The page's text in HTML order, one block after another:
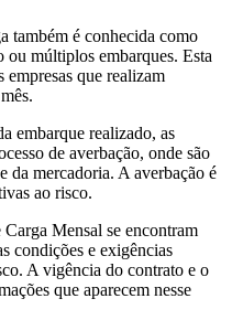
também é conhecida como
ou múltiplos embarques. Esta
empresas que realizam
embarque realizado, as
de averbação, onde são
da mercadoria. A averbação é
ao risco.
Mensal se encontram
condições e exigências
A vigência do contrato e o
que aparecem nesse